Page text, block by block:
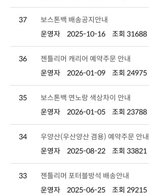
37
보스톤백 배송공지안내
운영자
2025-10-16 조회 31688
36
젠틀리머 캐리어 예약주문 안내
운영자
2026-01-09 조회 24975
35
보스톤백 연노랑 색상차이 안내
운영자
2026-01-05 조회 23788
34
우양산(우산양산 겸용) 예약주문 안내
운영자
2025-08-22 조회 33821
33
젠틀리머 포터블방석 배송안내
운영자
2025-06-25 조회 29215